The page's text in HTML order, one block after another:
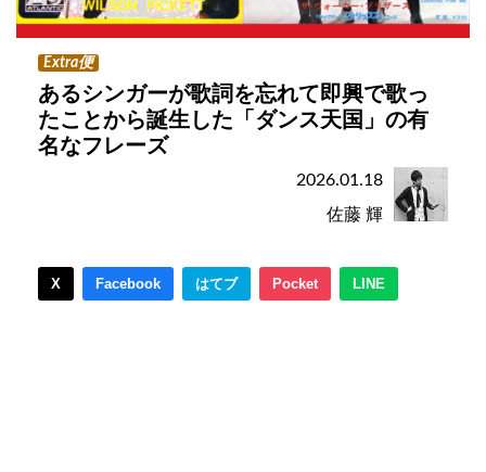
Extra便
あるシンガーが歌詞を忘れて即興で歌っ
たことから誕生した「ダンス天国」の有
名なフレーズ
2026.01.18
佐藤 輝
X Facebook はてブ Pocket LINE